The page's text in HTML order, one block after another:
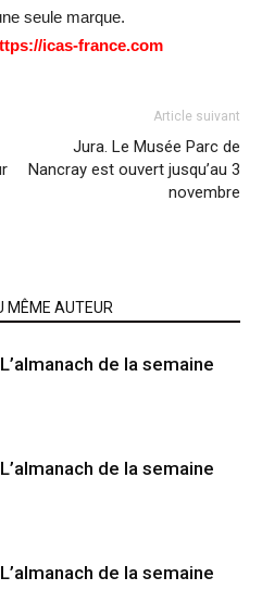
seule marque.
icas-france.com
Article suivant
Jura. Le Musée Parc de
Nancray est ouvert jusqu’au 3
novembre
MÊME AUTEUR
de la semaine
de la semaine
de la semaine